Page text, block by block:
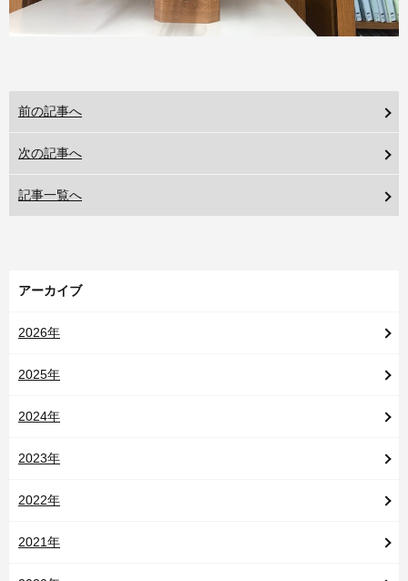
前の記事へ
次の記事へ
記事一覧へ
アーカイブ
2026年
2025年
2024年
2023年
2022年
2021年